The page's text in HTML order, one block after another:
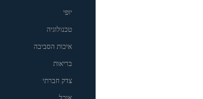
יופי
טכנולוגיה
איכות הסביבה
בריאות
צדק חברתי